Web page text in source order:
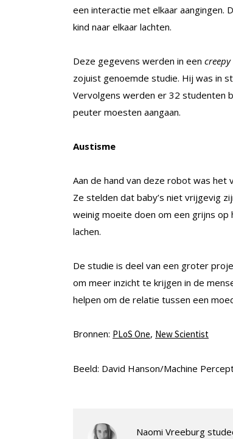
een interactie met elkaar aangingen.
kind naar elkaar lachten.
Deze gegevens werden in een creepy
zojuist genoemde studie. Hij was in
Vervolgens werden er 32 studenten
peuter moesten aangaan.
Austisme
Aan de hand van deze robot was
Ze stelden dat baby’s niet vrijgevig
weinig moeite doen om een grijns
lachen.
De studie is deel van een groter
om meer inzicht te krijgen in de
helpen om de relatie tussen een
Bronnen: PLoS One, New Scientist
Beeld: David Hanson/Machine
Naomi Vreeburg